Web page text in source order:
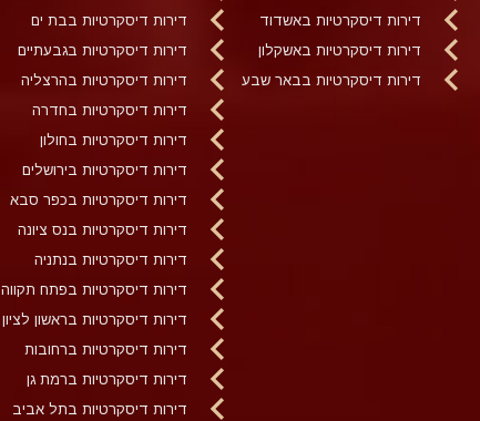
דירות דיסקרטיות באשדוד
דירות דיסקרטיות באשקלון
דירות דיסקרטיות בבאר שבע
דירות דיסקרטיות בבת ים
דירות דיסקרטיות בגבעתיים
דירות דיסקרטיות בהרצליה
דירות דיסקרטיות בחדרה
דירות דיסקרטיות בחולון
דירות דיסקרטיות בירושלים
דירות דיסקרטיות בכפר סבא
דירות דיסקרטיות בנס ציונה
דירות דיסקרטיות בנתניה
דירות דיסקרטיות בפתח תקווה
דירות דיסקרטיות בראשון לציון
דירות דיסקרטיות ברחובות
דירות דיסקרטיות ברמת גן
דירות דיסקרטיות בתל אביב